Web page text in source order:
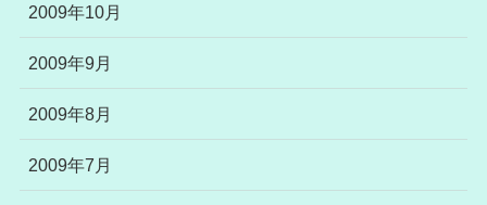
2009年10月
2009年9月
2009年8月
2009年7月